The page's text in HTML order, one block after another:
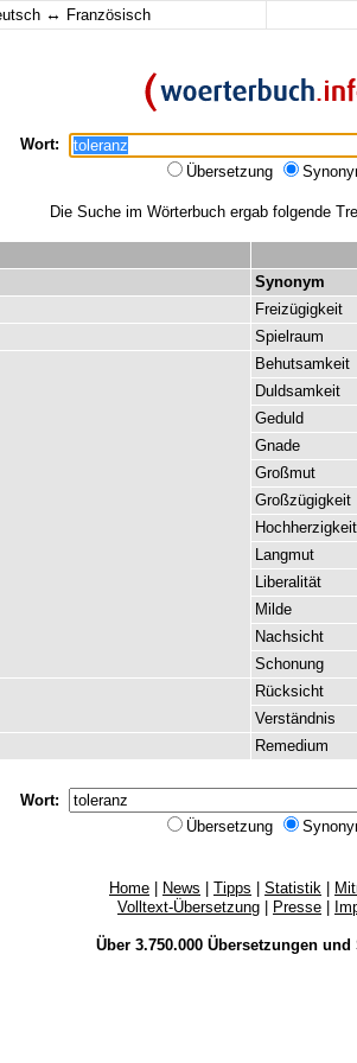
↔ Französisch
Wort:
Übersetzung
Die Suche im Wörterbuch ergab folgende
Synonym
Freizügigkeit
Spielraum
Behutsamkeit
Duldsamkeit
Geduld
Gnade
Großmut
Großzügigkeit
Hochherzigkeit
Langmut
Liberalität
Milde
Nachsicht
Schonung
Rücksicht
Verständnis
Remedium
Wort:
Übersetzung
Home News Tipps Statistik
Volltext-Übersetzung
Presse
Über 3.750.000 Übersetzungenund